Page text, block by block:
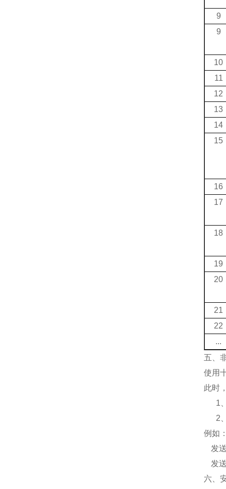
9
9
10
11
12
13
14
15
16
17
18
19
20
21
22
...
五、
使用
此时
1
2
例如
发
发
六、